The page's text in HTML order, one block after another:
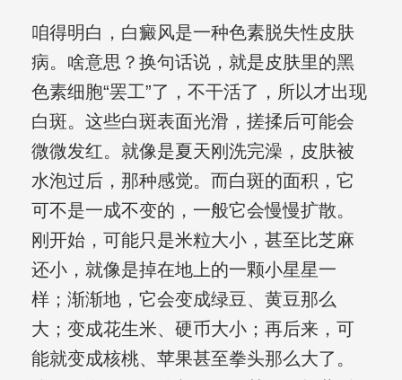
咱得明白，白癜风是一种色素脱失性皮肤
病。啥意思？换句话说，就是皮肤里的黑
色素细胞“罢工”了，不干活了，所以才出现
白斑。这些白斑表面光滑，搓揉后可能会
微微发红。就像是夏天刚洗完澡，皮肤被
水泡过后，那种感觉。而白斑的面积，它
可不是一成不变的，一般它会慢慢扩散。
刚开始，可能只是米粒大小，甚至比芝麻
还小，就像是掉在地上的一颗小星星一
样；渐渐地，它会变成绿豆、黄豆那么
大；变成花生米、硬币大小；再后来，可
能就变成核桃、苹果甚至拳头那么大了。